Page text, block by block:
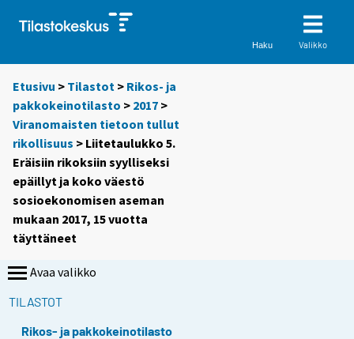
Haku Valikko
Etusivu > Tilastot > Rikos- ja
pakkokeinotilasto > 2017 >
Viranomaisten tietoon tullut
rikollisuus > Liitetaulukko 5.
Eräisiin rikoksiin syylliseksi
epäillyt ja koko väestö
sosioekonomisen aseman
mukaan 2017, 15 vuotta
täyttäneet
Avaa valikko
TILASTOT
Rikos- ja pakkokeinotilasto